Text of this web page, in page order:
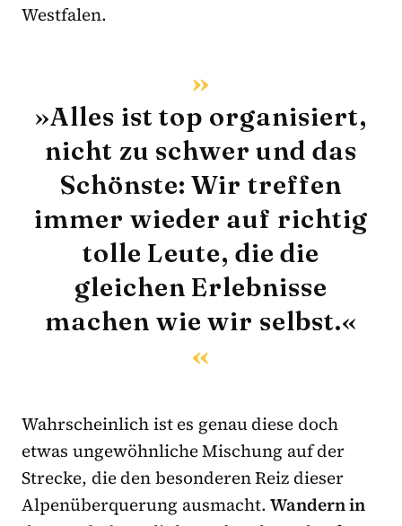
Westfalen.
»Alles ist top organisiert,
nicht zu schwer und das
Schönste: Wir treffen
immer wieder auf richtig
tolle Leute, die die
gleichen Erlebnisse
machen wie wir selbst.«
Wahrscheinlich ist es genau diese doch
etwas ungewöhnliche Mischung auf der
Strecke, die den besonderen Reiz dieser
Alpenüberquerung ausmacht.Wandern in